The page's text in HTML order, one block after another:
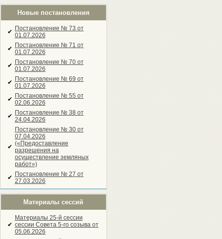
Новые постановления
✔ Постановление № 73 от
01.07.2026
✔ Постановление № 71 от
01.07.2026
✔ Постановление № 70 от
01.07.2026
✔ Постановление № 69 от
01.07.2026
✔ Постановление № 55 от
02.06.2026
✔ Постановление № 38 от
24.04.2026
✔
Постановление № 30 от
07.04.2026
(«Предоставление
разрешения на
осуществление земляных
работ»)
✔ Постановление № 27 от
27.03.2026
Материалы сессий
✔
Материалы 25-й сессии
сессии Совета 5-го созыва от
05.06.2026